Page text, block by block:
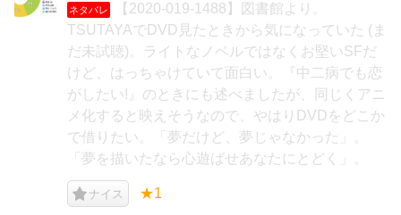
ネタバレ
【2020-019-1488】図書館より。
TSUTAYAでDVD見たときから気になっていた (ま
だ未試聴)。ライトなノベルではなくお堅いSFだ
けど、はっちゃけていて面白い。『中二病でも恋
がしたい!』のときにも述べましたが、同じくアニ
メ化すると映えそうなので、やはりDVDをどこか
で借りたい。「夢だけど、夢じゃなかった」。
「夢を描いたなら心遊ばせあなたにとどく」。
ナイス ★1